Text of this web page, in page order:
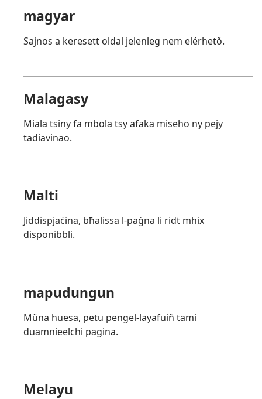
magyar
Sajnos a keresett oldal jelenleg nem elérhető.
Malagasy
Miala tsiny fa mbola tsy afaka miseho ny pejy
tadiavinao.
Malti
Jiddispjaċina, bħalissa l-paġna li ridt mhix
disponibbli.
mapudungun
Müna huesa, petu pengel-layafuiñ tami
duamnieelchi pagina.
Melayu